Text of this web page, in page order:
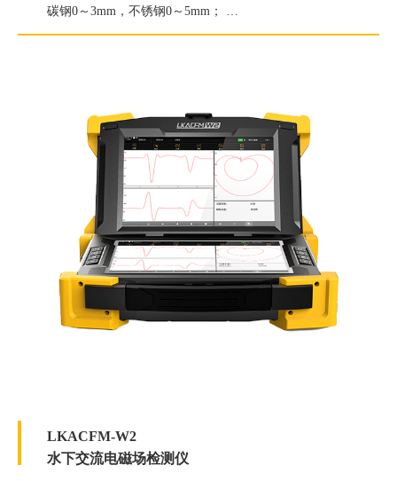
碳钢0～3mm，不锈钢0～5mm；
长度定量精度：误差小于1mm；
LKACFM-W2
水下交流电磁场检测仪